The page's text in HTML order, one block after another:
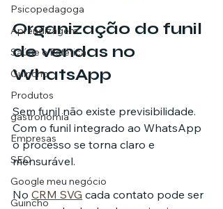
Psicopedagoga
Aprendizagem
Saúde e Estética
Guincho
Produtos
gastronomia
Empresas
SEO
Google meu negócio
Guincho
Organização do funil
de vendas no
WhatsApp
Sem funil não existe previsibilidade.
Com o funil integrado ao WhatsApp
o processo se torna claro e
mensurável.
No CRM SVG cada contato pode ser